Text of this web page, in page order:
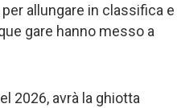
allungare in classifica e
gare hanno messo a
2026, avrà la ghiotta